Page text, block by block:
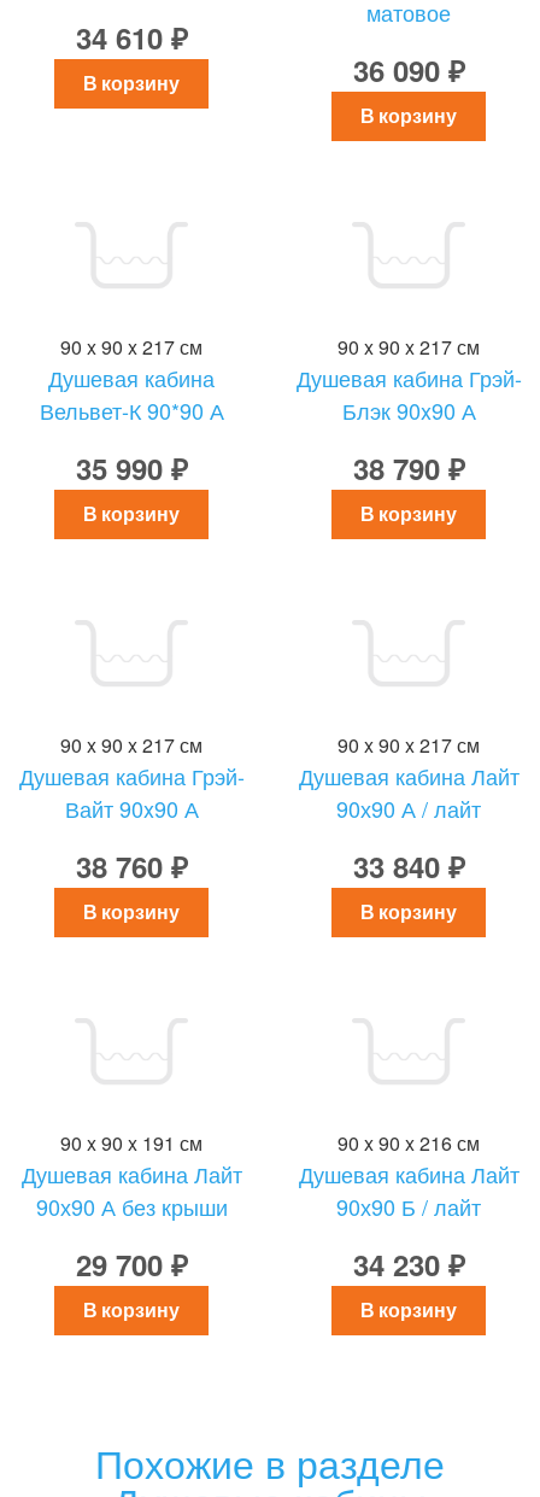
34 610 ₽
В корзину
матовое
36 090 ₽
В корзину
90 x 90 x 217 см
Душевая кабина
Вельвет-К 90*90 А
35 990 ₽
В корзину
90 x 90 x 217 см
Душевая кабина Грэй-
Блэк 90x90 А
38 790 ₽
В корзину
90 x 90 x 217 см
Душевая кабина Грэй-
Вайт 90x90 А
38 760 ₽
В корзину
90 x 90 x 217 см
Душевая кабина Лайт
90х90 А / лайт
33 840 ₽
В корзину
90 x 90 x 191 см
Душевая кабина Лайт
90х90 А без крыши
29 700 ₽
В корзину
90 x 90 x 216 см
Душевая кабина Лайт
90х90 Б / лайт
34 230 ₽
В корзину
Похожие в разделе